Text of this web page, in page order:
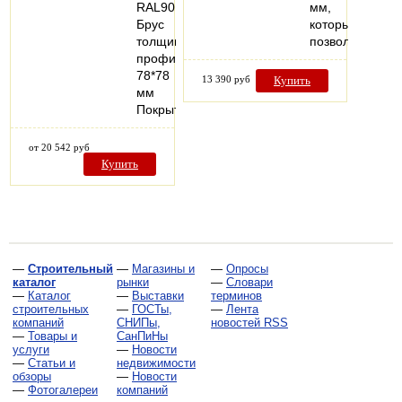
RAL9016
Брус
толщиной
профиля
78*78
мм
Покрытие…
от 20 542 руб
Купить
мм,
который
позволяет…
13 390 руб Купить
— Строительный
каталог
— Каталог
строительных
компаний
— Товары и
услуги
— Статьи и
обзоры
— Фотогалереи
— Магазины и
рынки
— Выставки
— ГОСТы,
СНИПы,
СанПиНы
— Новости
недвижимости
— Новости
компаний
— Опросы
— Словари
терминов
— Лента
новостей RSS